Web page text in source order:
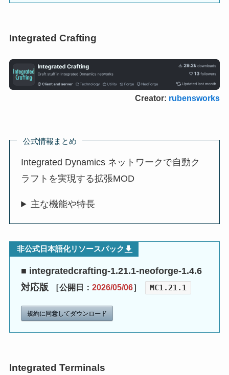
Integrated Crafting
Creator: rubensworks
公式情報まとめ
Integrated Dynamics ネットワークで自動ク
ラフトを実現する拡張MOD
主な機能や特長
非公式日本語化リソースパック
■ integratedcrafting-1.21.1-neoforge-1.4.6
対応版
［公開日：2026/05/06］ MC1.21.1
規約に同意してダウンロード
Integrated Terminals